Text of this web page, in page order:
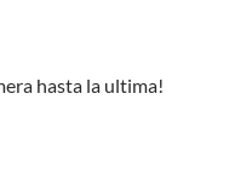
hasta la ultima!